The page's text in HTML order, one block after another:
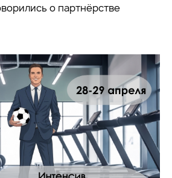
о партнёрстве